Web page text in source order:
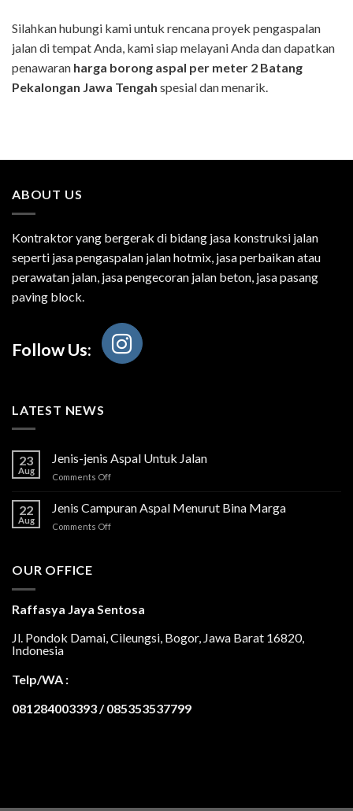
Silahkan hubungi kami untuk rencana proyek pengaspalan
jalan di tempat Anda, kami siap melayani Anda dan dapatkan
penawaran harga borong aspal per meter 2 Batang
Pekalongan Jawa Tengah spesial dan menarik.
ABOUT US
Kontraktor yang bergerak di bidang jasa konstruksi jalan
seperti jasa pengaspalan jalan hotmix, jasa perbaikan atau
perawatan jalan, jasa pengecoran jalan beton, jasa pasang
paving block.
Follow Us:
LATEST NEWS
23
Aug
Jenis-jenis Aspal Untuk Jalan
Comments Offon
Aspal
Untuk
22
Aug
Jenis Campuran Aspal Menurut Bina Marga
Comments Offon
Marga
OUR OFFICE
Raffasya Jaya Sentosa
Jl. Pondok Damai, Cileungsi, Bogor, Jawa Barat 16820,
Indonesia
Telp/WA :
081284003393 / 085353537799